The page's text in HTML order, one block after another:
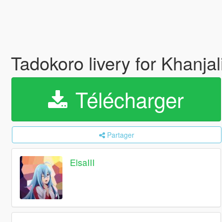
Tadokoro livery for
Télécharger
Partager
ElsaIII